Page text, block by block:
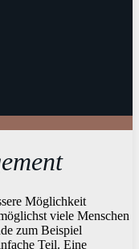
Möglichkeit
viele Menschen
zum Beispiel
Teil. Eine